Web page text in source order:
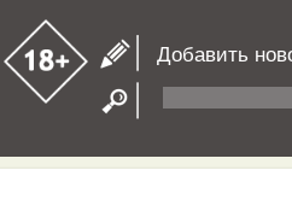
Добавить